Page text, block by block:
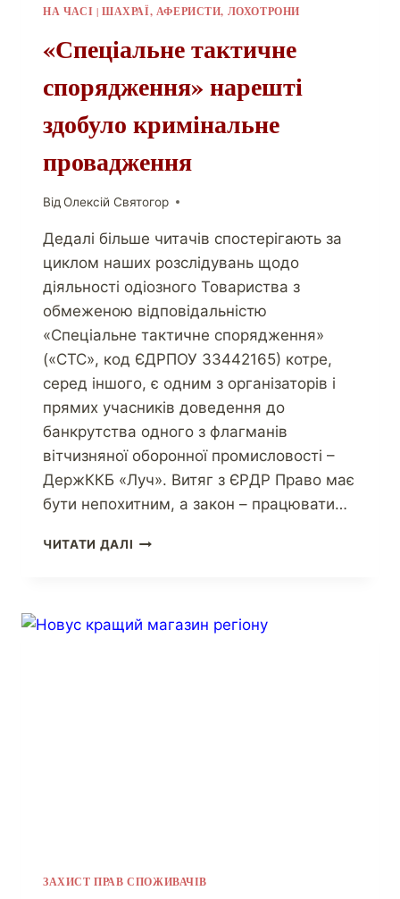
НА ЧАСІ | ШАХРАЇ, АФЕРИСТИ, ЛОХОТРОНИ
«Спеціальне тактичне
спорядження» нарешті
здобуло кримінальне
провадження
Від Олексій Святогор
Дедалі більше читачів спостерігають за
циклом наших розслідувань щодо
діяльності одіозного Товариства з
обмеженою відповідальністю
«Спеціальне тактичне спорядження»
(«СТС», код ЄДРПОУ 33442165) котре,
серед іншого, є одним з організаторів і
прямих учасників доведення до
банкрутства одного з флагманів
вітчизняної оборонної промисловості –
ДержККБ «Луч». Витяг з ЄРДР Право має
бути непохитним, а закон – працювати…
ЧИТАТИ ДАЛІ
ЗАХИСТ ПРАВ СПОЖИВАЧІВ